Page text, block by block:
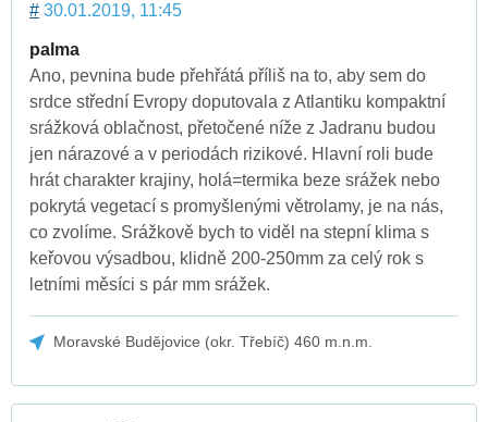
# 30.01.2019, 11:45
palma
Ano, pevnina bude přehřátá příliš na to, aby sem do
srdce střední Evropy doputovala z Atlantiku kompaktní
srážková oblačnost, přetočené níže z Jadranu budou
jen nárazové a v periodách rizikové. Hlavní roli bude
hrát charakter krajiny, holá=termika beze srážek nebo
pokrytá vegetací s promyšlenými větrolamy, je na nás,
co zvolíme. Srážkově bych to viděl na stepní klima s
keřovou výsadbou, klidně 200-250mm za celý rok s
letními měsíci s pár mm srážek.
Moravské Budějovice (okr. Třebíč) 460 m.n.m.